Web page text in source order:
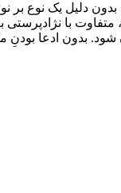
دلیل یک نوع بر
با نژادپرستی
شود. بدون ادعا